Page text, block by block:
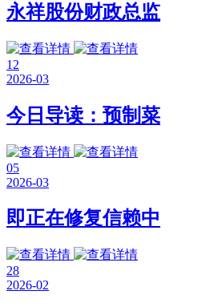
永祥股份财政总监
12
2026-03
今日导读：预制菜
05
2026-03
即正在修复信赖中
28
2026-02